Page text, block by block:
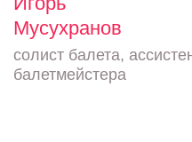
Мусухранов
солист балета,
балетмейстера